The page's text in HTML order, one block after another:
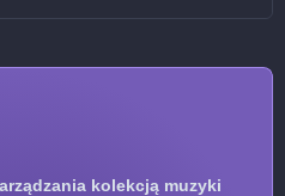
kolekcją muzyki